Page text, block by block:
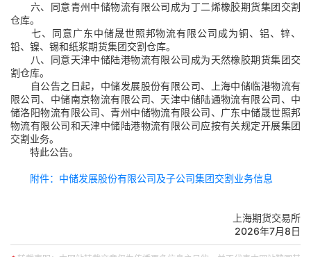
六、同意青州中储物流有限公司成为丁二烯橡胶期货集团交割
仓库。
七、同意广东中储晟世照邦物流有限公司成为铜、铝、锌、
铅、 镍、 锡和纸浆期货集团交割仓库。
八、 同意天津中储陆港物流有限公司成为天然橡胶期货集团交
割仓库。
自公告之日起，中储发展股份有限公司、上海中储临港物流有
限公司、中储南京物流有限公司、天津中储陆通物流有限公司、中
储洛阳物流有限公司、青州中储物流有限公司、广东中储晟世照邦
物流有限公司和天津中储陆港物流有限公司应按有关规定开展集团
交割业务。
特此公告。
附件：中储发展股份有限公司及子公司集团交割业务信息
上海期货交易所
2026年7月8日